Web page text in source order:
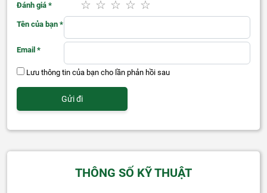
Đánh giá *
Tên của bạn *
Email *
Lưu thông tin của bạn cho lần phản hồi sau
THÔNG SỐ KỸ THUẬT